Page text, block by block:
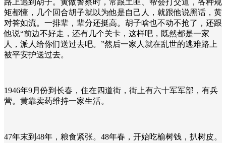
矩都懂，几个回合胡子就以为他是自己人，就跟他说黑话，黄
对答如流。一排辈，辈分还挺高。胡子啥也不动不抢了，还跟
他说“前边不好走，还有几个关卡，这样吧，既然都是一家
人，派人给你们送过去吧。”然后一家人就在乱世的逃难路上
被平安护送过去。
1946年9月份到长春，住在四道街，街上有六十军军部，有兵
营。黄靠卖药维持一家生活。
47年末到48年，粮食紧张。48年春，开始吃榆树钱，扒树皮。